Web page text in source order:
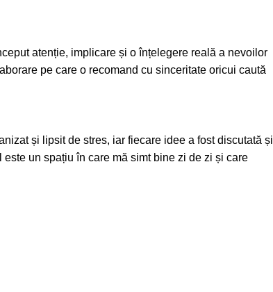
atenție, implicare și o înțelegere reală a nevoilor
pe care o recomand cu sinceritate oricui caută
și lipsit de stres, iar fiecare idee a fost discutată și
un spațiu în care mă simt bine zi de zi și care